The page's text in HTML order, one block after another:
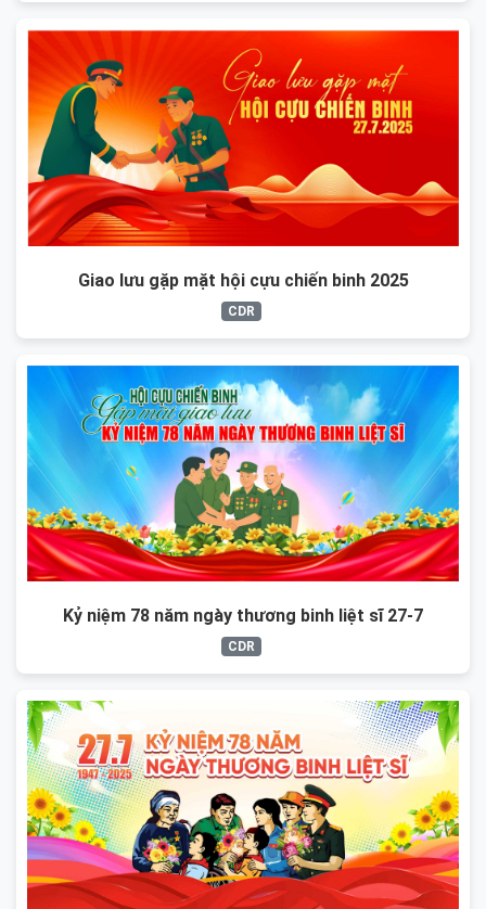
Giao lưu gặp mặt hội cựu chiến binh 2025
CDR
Kỷ niệm 78 năm ngày thương binh liệt sĩ 27-7
CDR